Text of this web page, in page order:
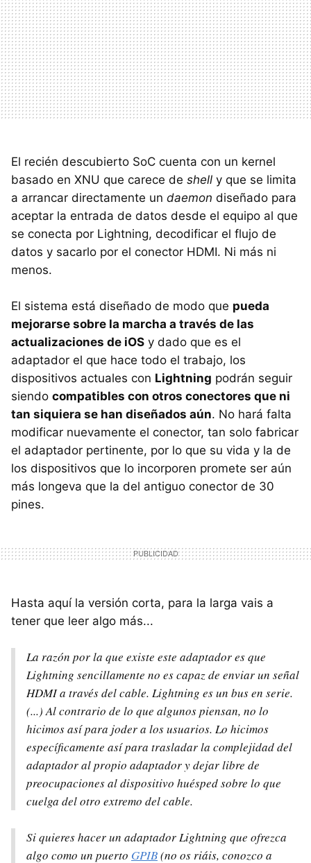
El recién descubierto SoC cuenta con un kernel
basado en XNU que carece de shell y que se limita
a arrancar directamente un daemon diseñado para
aceptar la entrada de datos desde el equipo al que
se conecta por Lightning, decodificar el flujo de
datos y sacarlo por el conector HDMI. Ni más ni
menos.
El sistema está diseñado de modo que pueda
mejorarse sobre la marcha a través de las
actualizaciones de iOS y dado que es el
adaptador el que hace todo el trabajo, los
dispositivos actuales con Lightning podrán seguir
siendo compatibles con otros conectores que ni
tan siquiera se han diseñados aún. No hará falta
modificar nuevamente el conector, tan solo fabricar
el adaptador pertinente, por lo que su vida y la de
los dispositivos que lo incorporen promete ser aún
más longeva que la del antiguo conector de 30
pines.
Hasta aquí la versión corta, para la larga vais a
tener que leer algo más...
La razón por la que existe este adaptador es que
Lightning sencillamente no es capaz de enviar un señal
HDMI a través del cable. Lightning es un bus en serie.
(...) Al contrario de lo que algunos piensan, no lo
hicimos así para joder a los usuarios. Lo hicimos
específicamente así para trasladar la complejidad del
adaptador al propio adaptador y dejar libre de
preocupaciones al dispositivo huésped sobre lo que
cuelga del otro extremo del cable.
Si quieres hacer un adaptador Lightning que ofrezca
algo como un puerto GPIB(no os riáis, conozco a